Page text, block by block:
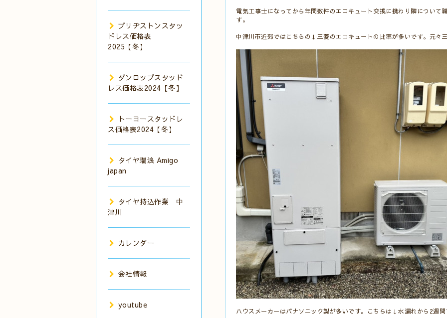
電気工事士になってから年間数件のエコキュート交換に携わり隣について
す。
中津川市近郊ではこちらの↓三菱のエコキュートの比率が多いです。元々
ハウスメーカーはパナソニック製が多いです。こちらは↓水漏れから2週
ブリヂストンスタッ
ドレス価格表
2025【冬】
ダンロップスタッド
レス価格表2024【冬】
トーヨースタッドレ
ス価格表2024【冬】
タイヤ瑞浪 Amigo
japan
タイヤ持込作業 中
津川
カレンダー
会社情報
youtube